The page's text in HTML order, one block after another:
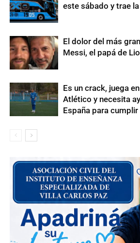
este sábado y trae
El dolor del más
Messi, el papá de Lio
Es un crack, juega
Atlético y necesita
España para cumplir